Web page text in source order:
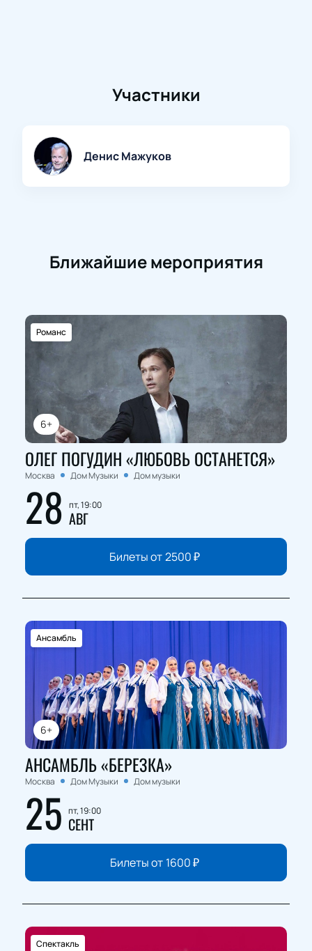
Участники
Денис Мажуков
Ближайшие мероприятия
6+
Романс
ОЛЕГ ПОГУДИН «ЛЮБОВЬ ОСТАНЕТСЯ»
Москва Дом Музыки Дом музыки
28 пт, 19:00
АВГ
Билеты от2500₽
6+
Ансамбль
АНСАМБЛЬ «БЕРЕЗКА»
Москва Дом Музыки Дом музыки
25 пт, 19:00
СЕНТ
Билеты от 1600₽
Спектакль